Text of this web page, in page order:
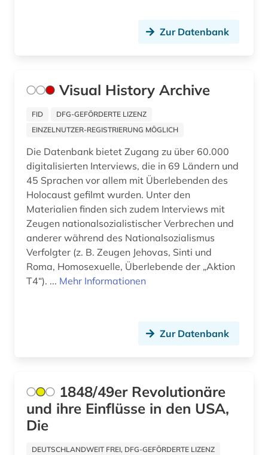
euthanasie (1)
exil (2)
exponat (1)
expressionismus (1)
fachsprache (1)
fahrrad (1)
faksimile (2)
ferdinand gregorovius (1)
fernsehsendung (1)
Zur Datenbank
Visual History Archive
FID
DFG-GEFÖRDERTE LIZENZ
EINZELNUTZER-REGISTRIERUNG MÖGLICH
Die Datenbank bietet Zugang zu über 60.000
digitalisierten Interviews, die in 69 Ländern und
45 Sprachen vor allem mit Überlebenden des
Holocaust gefilmt wurden. Unter den
Materialien finden sich zudem Interviews mit
Zeugen nationalsozialistischer Verbrechen und
anderer während des Nationalsozialismus
Verfolgter (z. B. Zeugen Jehovas, Sinti und
Roma, Homosexuelle, Überlebende der „Aktion
T4“). ... Mehr Informationen
Zur Datenbank
1848/49er Revolutionäre
und ihre Einflüsse in den USA,
Die
DEUTSCHLANDWEIT FREI, DFG-GEFÖRDERTE LIZENZ